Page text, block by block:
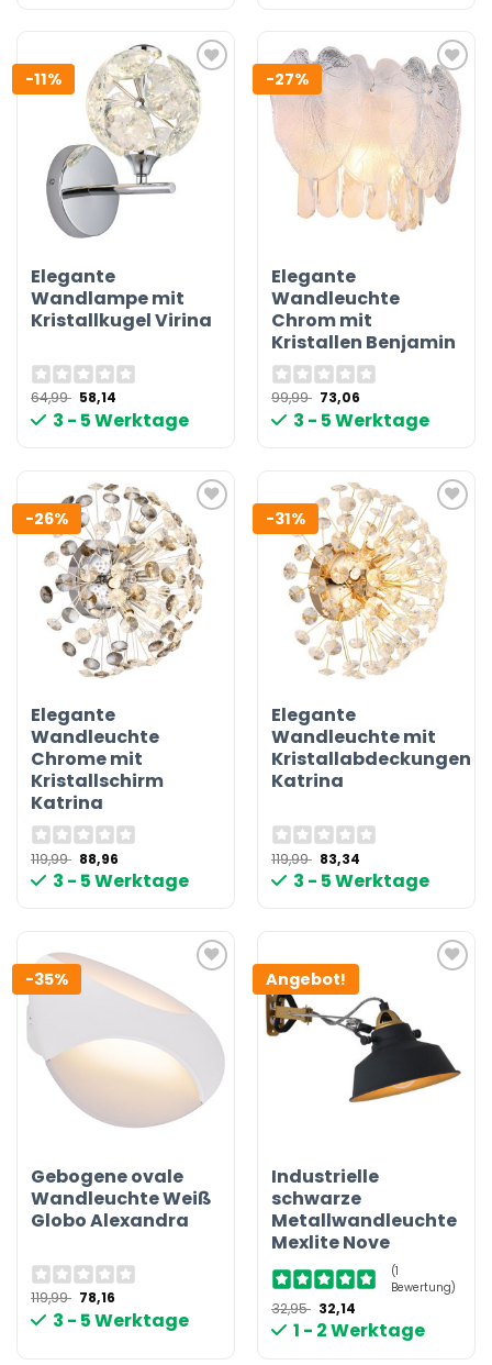
-11%
Elegante
Wandlampe mit
Kristallkugel Virina
64,99 Ursprünglicher
Preis
war:
58,14
Preis
ist:
58,14 €.
3 - 5 Werktage
-27%
Elegante
Wandleuchte
Chrom mit
Kristallen Benjamin
99,99 Ursprünglicher
Preis
war:
73,06
Preis
ist:
73,06 €.
3 - 5 Werktage
-26%
Elegante
Wandleuchte
Chrome mit
Kristallschirm
Katrina
119,99 Ursprünglicher
Preis
war:
88,96
Preis
ist:
88,96 €.
3 - 5 Werktage
-31%
Elegante
Wandleuchte mit
Kristallabdeckungen
Katrina
119,99 Ursprünglicher
Preis
war:
83,34
Preis
ist:
83,34 €.
3 - 5 Werktage
-35%
Gebogene ovale
Wandleuchte Weiß
Globo Alexandra
119,99 Ursprünglicher
Preis
war:
78,16
Preis
ist:
3 - 5 Werktage
Angebot!
Industrielle
schwarze
Metallwandleuchte
Mexlite Nove
(1
Bewertung)
32,95 Ursprünglicher
Preis
war:
32,14
Preis
ist:
32,14 €.
1 - 2 Werktage